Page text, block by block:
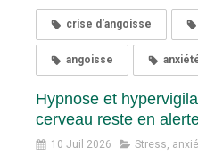
crise d'angoisse
angoisse
Hypnose et
cerveau reste en
10 Juil 2026 Stress,